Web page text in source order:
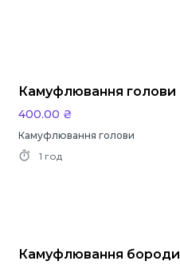
Камуфлювання голови
400.00 ₴
Камуфлювання голови
1 год
Камуфлювання бороди